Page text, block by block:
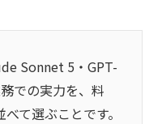
Sonnet 5・GPT-
での実力を、料
て選ぶことです。